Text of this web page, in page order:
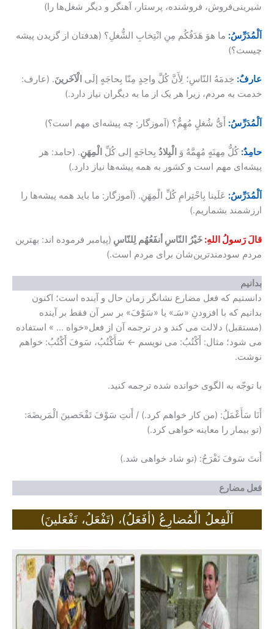
شیرینی‌فروش، فروشنده، پرستار، آهنگر و دیگر شغل‌ها را)
اَلْمُدَرِّسُ: ما هوَ هَدَفُکُم مِنِ انْتِخابِ الشُّغلِ؟ (هدفتان از گزیدن پیشه
چیست؟)
عارفٌ: خِدمَهُ النّاسِ؛ لِأَنَّ کُلَّ واحِدٍ مِنّا بِحاجَهٍ إلَی الْآخَرینَ. (عارف:
خدمت به مردم، زیرا هر یک از ما به دیگران نیاز دارد.)
اَلْمُدَرِّسُ: أَیُّ شُغلٍ مُهِمٌّ؟ (آموزگار: چه پیشه‌ای مهم است؟)
حامِدٌ: کُلُّ مِهنَهٍ مُهِمَّهٌ وَ الْبِلادُ بِحاجَهٍ إلی کُلِّ الْمِهَنِ. (حامد: هر
پیشه‌ای مهم است و کشور به همه پیشه‌ها نیاز دارد.)
اَلْمُدَرِّسُ: عَلَینا بِاحْتِرامِ کُلِّ الْمِهَنِ. (آموزگار: ما باید همه پیشه‌ها را
ارزشمند بشماریم.)
قالَ رَسولُ اللهِ: خَیْرُ النّاسِ أنفَعُهُم لِلنّاسِ (پیامبر فرموده اند: بهترین
مردم سودمندترین‌شان برای مردم است.)
بدانیم
دانستیم که فعل مضارع نشانگر زمان حال و آینده است؛ اکنون
بدانیم که با افزودنِ «سَـ» یا «سَوْفَ» بر سر آن فقط بر آینده
(مستقبل) دلالت می کند و در ترجمه آن از فعل«خواه … » استفاده
می شود؛ مثال: أَکْتُبُ: می نویسم ← سَأَکْتُبُ، سَوفَ أَکْتُبُ: خواهم
نوشت.
با توجّه به الگوی خوانده شده ترجمه کنید.
أَنَا سَأَعْمَلُ: (من کار خواهم کرد.) / أَنتِ سَوْفَ تَفْحَصینَ الْمَریضَهَ:
(تو بیمار را معاینه خواهی کرد.)
أَنتَ سَوفَ تَفْرَحُ: (تو شاد خواهی شد.)
فعل مضارع
اَلْفِعلُ الْمُضارِعُ (أفَعَلُ)، (تَفْعَلُ، تَفْعَلینَ)